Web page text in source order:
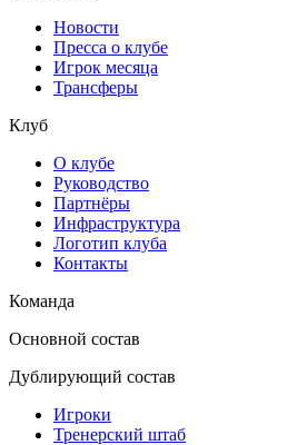
Новости
Пресса о клубе
Игрок месяца
Трансферы
Клуб
О клубе
Руководство
Партнёры
Инфраструктура
Логотип клуба
Контакты
Команда
Основной состав
Дублирующий состав
Игроки
Тренерский штаб